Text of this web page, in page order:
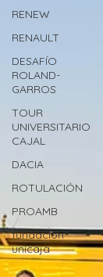
RENEW
RENAULT
DESAFÍO
ROLAND-
GARROS
TOUR
UNIVERSITARIO
CAJAL
DACIA
ROTULACIÓN
PROAMB
fundacion
unicaja